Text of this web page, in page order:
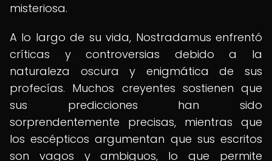
misteriosa.
A lo largo de su vida, Nostradamus enfrentó
críticas y controversias debido a la
naturaleza oscura y enigmática de sus
profecías. Muchos creyentes sostienen que
sus predicciones han sido
sorprendentemente precisas, mientras que
los escépticos argumentan que sus escritos
son vagos y ambiguos, lo que permite